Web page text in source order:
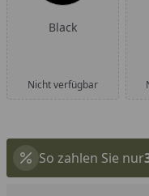
Black
Nicht verfügbar
So zahlen Sie nur